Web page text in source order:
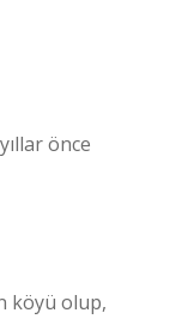
önce
köyü olup,